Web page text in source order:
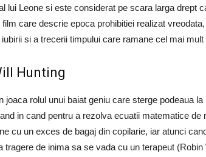
lui Leone si este considerat pe scara larga drept
care descrie epoca prohibitiei realizat
iubirii si a trecerii timpului care ramane cel mai
Hunting
joaca rolul unui baiat geniu care sterge podeaua
in cand pentru a rezolva ecuatii matematice de
cu un exces de bagaj din copilarie, iar atunci
tragere de inima sa se vada cu un terapeut